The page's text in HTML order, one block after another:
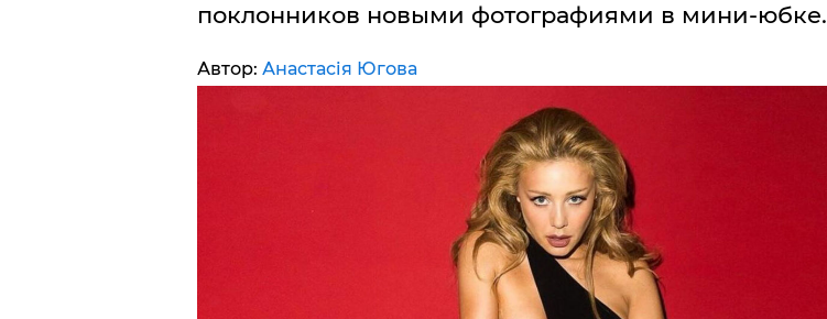
поклонников новыми фотографиями в мини-юбке.
Автор: Анастасія Югова